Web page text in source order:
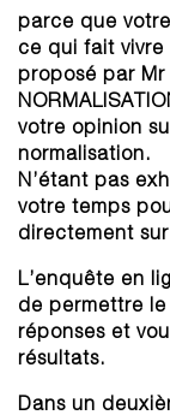
parce que
ce qui fait vivre
proposé par Mr
votre opinion
normalisation.
N’étant pas
votre temps
directement
L’enquête en
de permettre le
réponses et
résultats.
Dans un